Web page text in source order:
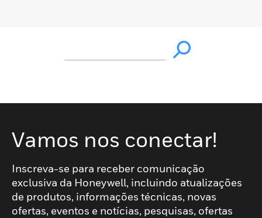
Vamos nos conectar!
Inscreva-se para receber comunicação
exclusiva da Honeywell, incluindo atualizações
de produtos, informações técnicas, novas
ofertas, eventos e notícias, pesquisas, ofertas